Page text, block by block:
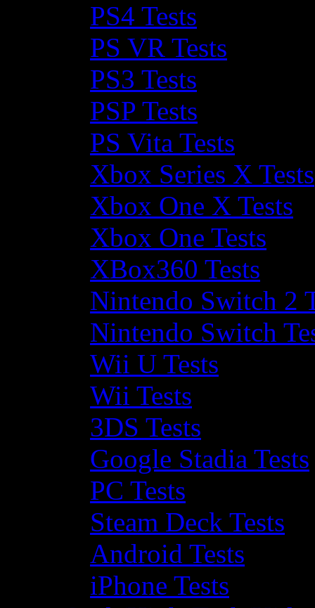
PS4 Tests
PS VR Tests
PS3 Tests
PSP Tests
PS Vita Tests
Xbox Series X Tests
Xbox One X Tests
Xbox One Tests
XBox360 Tests
Nintendo Switch 2
Nintendo Switch
Wii U Tests
Wii Tests
3DS Tests
Google Stadia Tests
PC Tests
Steam Deck Tests
Android Tests
iPhone Tests